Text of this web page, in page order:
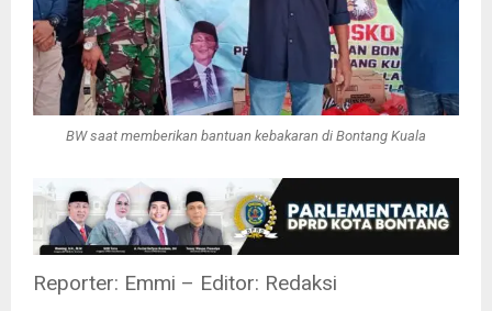
BW saat memberikan bantuan kebakaran di Bontang Kuala
Reporter: Emmi – Editor: Redaksi